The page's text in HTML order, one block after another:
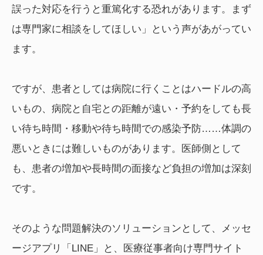
誤った対応を行うと重篤化する恐れがあります。まず
は専門家に相談をしてほしい」という声があがってい
ます。
ですが、患者としては病院に行くことはハードルの高
いもの、病院と自宅との距離が遠い・予約をしても長
い待ち時間・移動や待ち時間での感染予防……体調の
悪いときには難しいものがあります。医師側として
も、患者の増加や長時間の面接など負担の増加は深刻
です。
そのような問題解決のソリューションとして、メッセ
ージアプリ「LINE」と、医療従事者向け専門サイト